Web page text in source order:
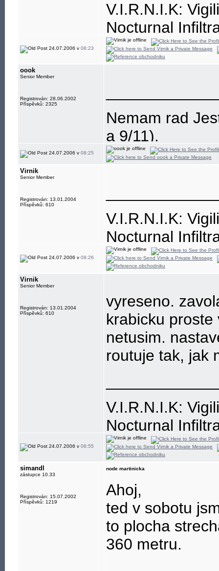
V.I.R.N.I.K:
Nocturnal
Resistance is,
24.07.2006 v 08:23
oook
Senior Member
Registrován: 28.06.2002
Příspěvků: 2325
Nemam rad
a 9/11).
24.07.2006 v 08:25
Virnik
Senior Member
Registrován: 13.01.2004
Příspěvků: 610
V.I.R.N.I.K:
Nocturnal
Resistance is,
24.07.2006 v 08:26
Virnik
Senior Member
Registrován: 13.01.2004
Příspěvků: 610
vyreseno.
krabicku
netusim.
routuje tak, jak
V.I.R.N.I.K:
Nocturnal
Resistance is,
24.07.2006 v 08:55
simandl
zástupce 10.33
Registrován: 15.07.2002
Příspěvků: 1219
node martinicka
Ahoj,
ted v sobotu
to plocha
360 metru.